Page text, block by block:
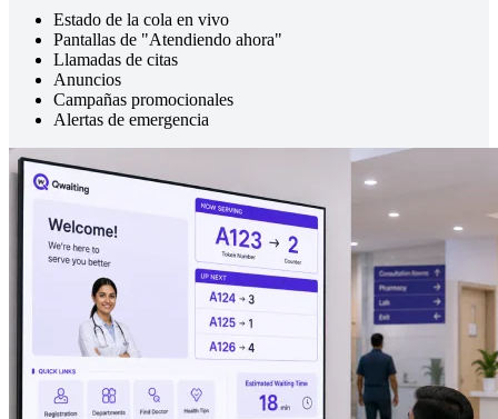
Estado de la cola en vivo
Pantallas de "Atendiendo ahora"
Llamadas de citas
Anuncios
Campañas promocionales
Alertas de emergencia